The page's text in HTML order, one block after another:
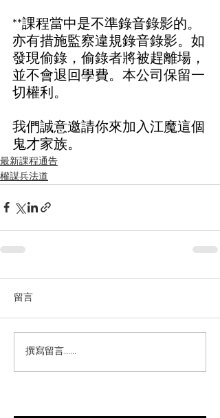
**課程當中是不準錄音錄影的。
亦有措施監察違規錄音錄影。如
發現偷錄，偷錄者將被趕離場，
並不會退回學費。本公司保留一
切權利。
我們誠意邀請你來加入江魔這個
鬼才家族。
最新課程通告
權謀兵法道
留言
撰寫留言......